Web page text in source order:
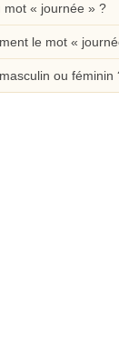
mot « journée » ?
le mot «
ou féminin